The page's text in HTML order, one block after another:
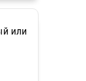
или